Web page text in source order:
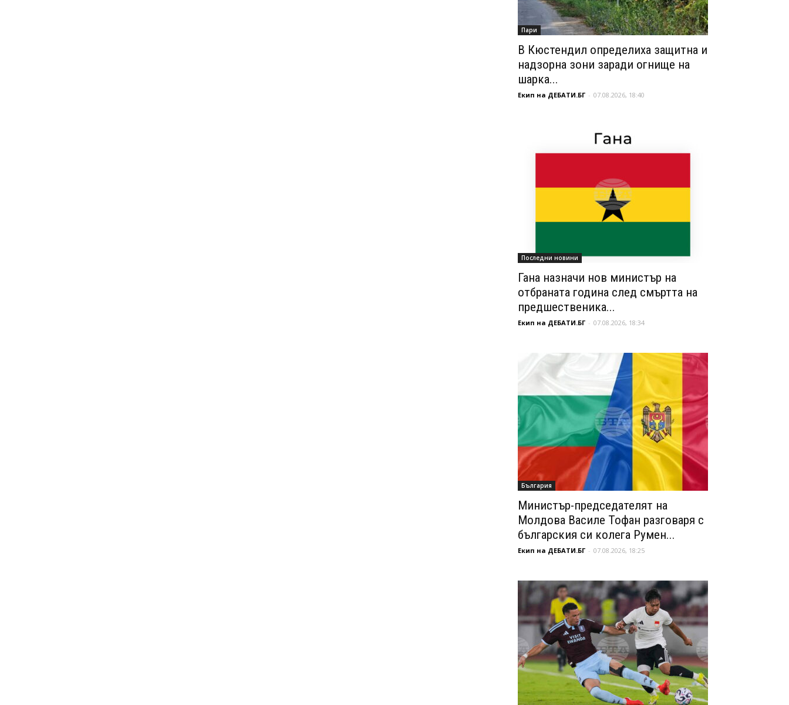
Пари
В Кюстендил определиха защитна и
надзорна зони заради огнище на
шарка...
Екип на ДЕБАТИ.БГ - 07.08.2026, 18:40
Последни новини
Гана назначи нов министър на
отбраната година след смъртта на
предшественика...
Екип на ДЕБАТИ.БГ - 07.08.2026, 18:34
България
Министър-председателят на
Молдова Василе Тофан разговаря с
българския си колега Румен...
Екип на ДЕБАТИ.БГ - 07.08.2026, 18:25